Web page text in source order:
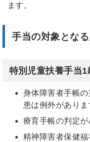
ます。
手当の対象とな
特別児童扶養手当1
身体障害者手帳
患は例外がありま
療育手帳の判定が
精神障害者保健福